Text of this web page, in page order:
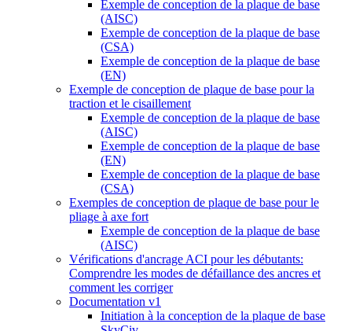
Exemple de conception de la plaque de base
(AISC)
Exemple de conception de la plaque de base
(CSA)
Exemple de conception de la plaque de base
(EN)
Exemple de conception de plaque de base pour la
traction et le cisaillement
Exemple de conception de la plaque de base
(AISC)
Exemple de conception de la plaque de base
(EN)
Exemple de conception de la plaque de base
(CSA)
Exemples de conception de plaque de base pour le
pliage à axe fort
Exemple de conception de la plaque de base
(AISC)
Vérifications d'ancrage ACI pour les débutants:
Comprendre les modes de défaillance des ancres et
comment les corriger
Documentation v1
Initiation à la conception de la plaque de base